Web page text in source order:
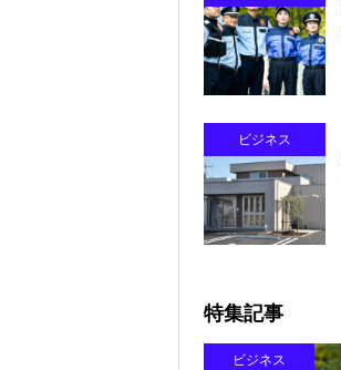
ビジネス
特集記事
ビジネス